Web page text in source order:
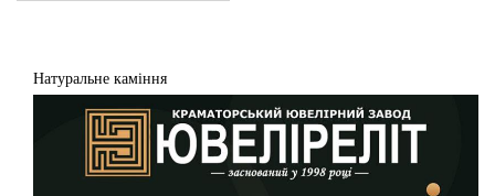
Натуральне каміння